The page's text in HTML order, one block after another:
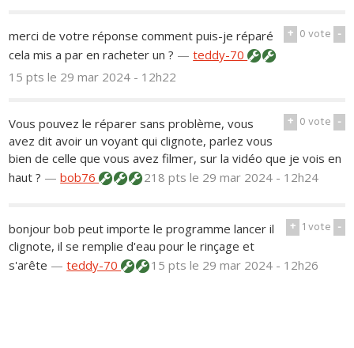
+ 0vote -
merci de votre réponse comment puis-je réparé
cela mis a par en racheter un ? —teddy-70
15 ptsle 29 mar 2024 - 12h22
+ 0vote -
Vous pouvez le réparer sans problème, vous
avez dit avoir un voyant qui clignote, parlez vous
bien de celle que vous avez filmer, sur la vidéo que je vois en
haut ? —bob76 218 ptsle 29 mar 2024 - 12h24
+ 1vote -
bonjour bob peut importe le programme lancer il
clignote, il se remplie d'eau pour le rinçage et
s'arête —teddy-70 15 ptsle 29 mar 2024 - 12h26